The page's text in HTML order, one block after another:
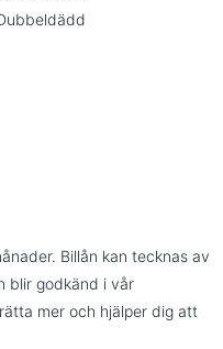
Billån kan tecknas av
blir godkänd i vår
mer och hjälper dig att